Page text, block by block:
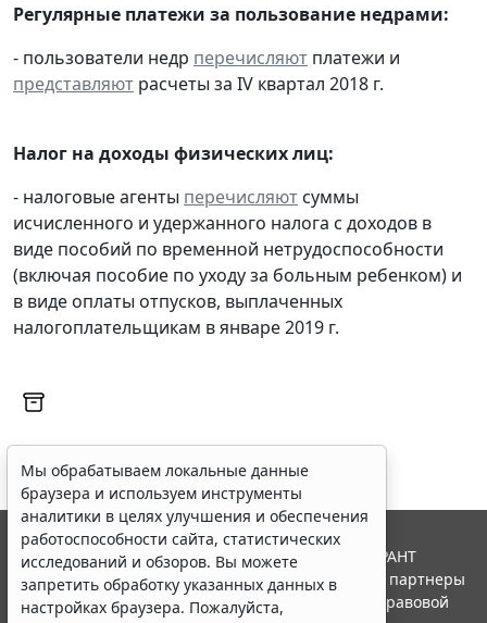
Регулярные платежи за пользование недрами:
- пользователи недр перечисляют платежи и
представляют расчеты за IV квартал 2018 г.
Налог на доходы физических лиц:
- налоговые агенты перечисляют суммы
исчисленного и удержанного налога с доходов в
виде пособий по временной нетрудоспособности
(включая пособие по уходу за больным ребенком) и
в виде оплаты отпусков, выплаченных
налогоплательщикам в январе 2019 г.
Мы обрабатываем локальные данные
браузера и используем инструменты
аналитики в целях улучшения и обеспечения
работоспособности сайта, статистических
исследований и обзоров. Вы можете
запретить обработку указанных данных в
настройках браузера. Пожалуйста,
© ООО "НПП "ГАРАНТ-СЕРВИС", 2026. Система ГАРАНТ
выпускается с 1990 года. Компания "Гарант" и ее партнеры
являются участниками Российской ассоциации правовой